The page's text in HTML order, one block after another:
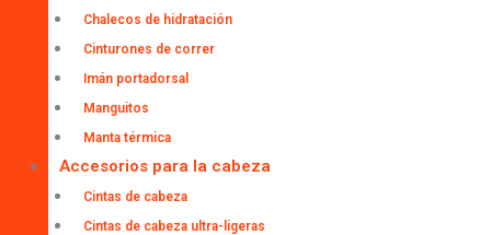
Chalecos de hidratación
Cinturones de correr
Imán portadorsal
Manguitos
Manta térmica
Accesorios para la cabeza
Cintas de cabeza
Cintas de cabeza ultra-ligeras